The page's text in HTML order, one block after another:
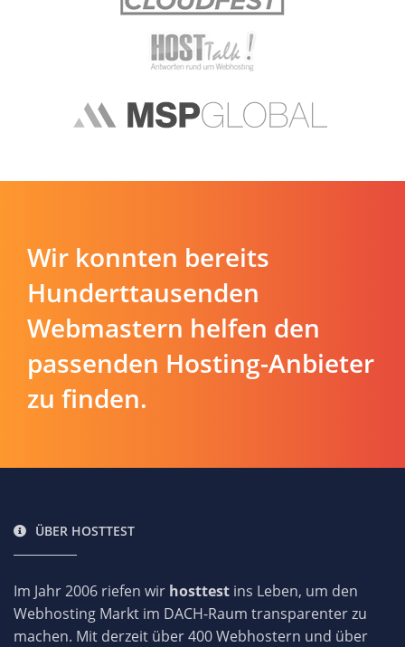
Wir konnten bereits
Hunderttausenden
Webmastern helfen den
passenden Hosting-Anbieter
zu finden.
ÜBER HOSTTEST
Im Jahr 2006 riefen wir hosttest ins Leben, um den
Webhosting Markt im DACH-Raum transparenter zu
machen. Mit derzeit über 400 Webhostern und über